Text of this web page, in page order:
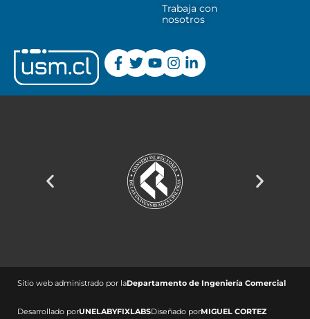
Trabaja con
nosotros
Sitio web administrado por laDepartamento de Ingeniería Comercial ​
Desarrollado porUNELABYFIXLABSDiseñado porMIGUEL CORTEZ